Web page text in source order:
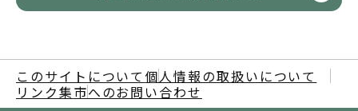
このサイトについて 個人情報の取扱いについて
リンク集市へのお問い合わせ